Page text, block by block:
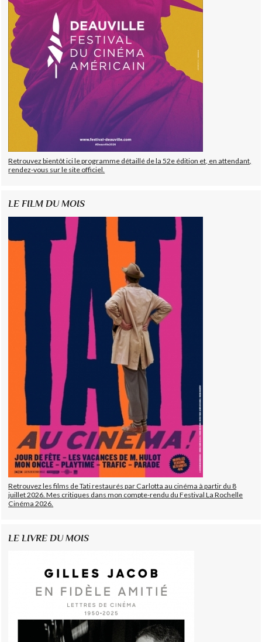
Retrouvez bientôt ici le programme détaillé de la 52e édition et, en attendant,
rendez-vous sur le site officiel.
LE FILM DU MOIS
Retrouvez les films de Tati restaurés par Carlotta au cinéma à partir du 8
juillet 2026. Mes critiques dans mon compte-rendu du Festival La Rochelle
Cinéma 2026.
LE LIVRE DU MOIS